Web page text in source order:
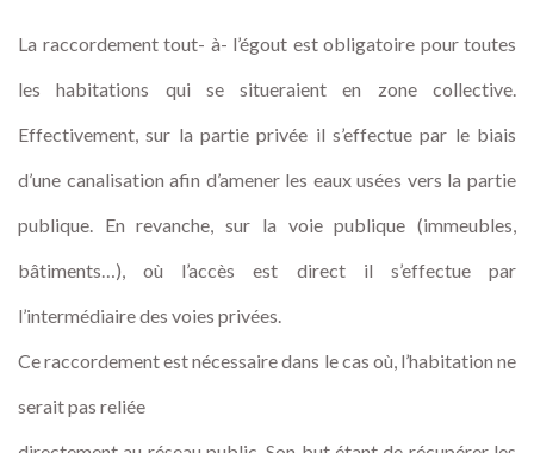
La raccordement tout- à- l’égout est obligatoire pour toutes
les habitations qui se situeraient en zone collective.
Effectivement, sur la partie privée il s’effectue par le biais
d’une canalisation afin d’amener les eaux usées vers la partie
publique. En revanche, sur la voie publique (immeubles,
bâtiments…), où l’accès est direct il s’effectue par
l’intermédiaire des voies privées.
Ce raccordement est nécessaire dans le cas où, l’habitation ne
serait pas reliée